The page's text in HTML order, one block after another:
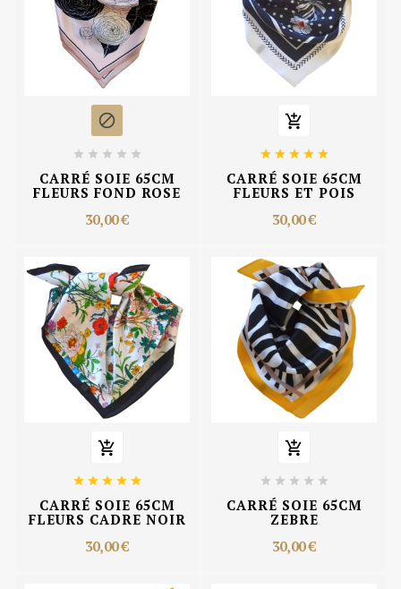

    
CARRÉ SOIE 65CM
FLEURS FOND ROSE
30,00 €

    
CARRÉ SOIE 65CM
FLEURS ET POIS
30,00 €

    
CARRÉ SOIE 65CM
FLEURS CADRE NOIR
30,00 €

    
CARRÉ SOIE 65CM
ZEBRE
30,00 €